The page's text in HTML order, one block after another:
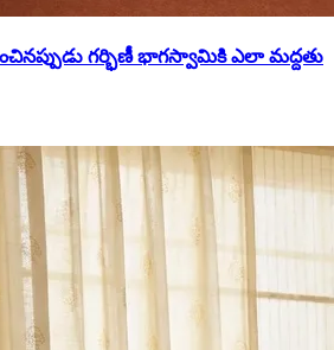
గర్భిణీ భాగస్వామికి ఎలా మద్దతు